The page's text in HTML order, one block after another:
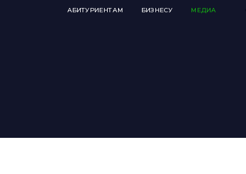
АБИТУРИЕНТАМ БИЗНЕСУ МЕДИА